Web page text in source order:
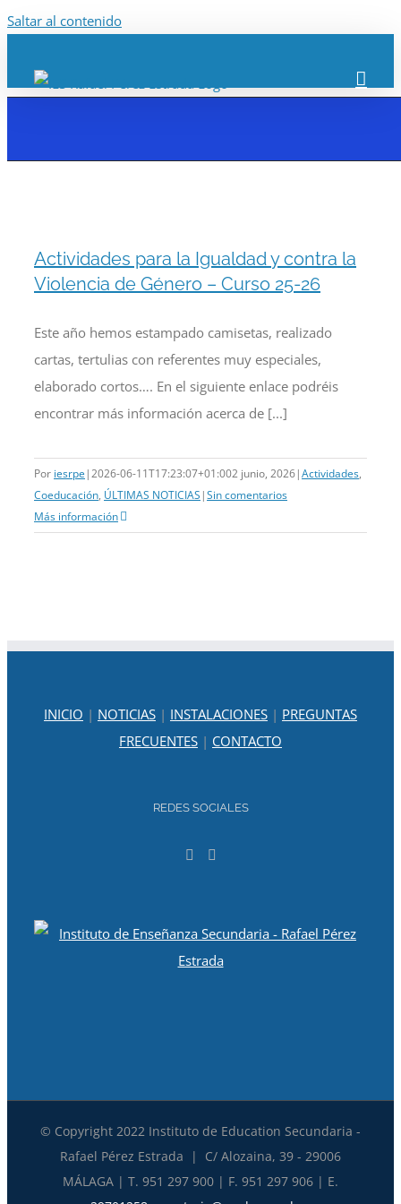
Saltar al contenido
Actividades para la Igualdad y contra la
Violencia de Género – Curso 25-26
Este año hemos estampado camisetas, realizado
cartas, tertulias con referentes muy especiales,
elaborado cortos…. En el siguiente enlace podréis
encontrar más información acerca de [...]
Por iesrpe |2026-06-11T17:23:07+01:002 junio, 2026|Actividades,
Coeducación, ÚLTIMAS NOTICIAS |Sin comentarios
Más información
INICIO | NOTICIAS | INSTALACIONES | PREGUNTAS
FRECUENTES | CONTACTO
REDES SOCIALES
© Copyright 2022 Instituto de Education Secundaria -
Rafael Pérez Estrada | C/ Alozaina, 39 - 29006
MÁLAGA | T. 951 297 900 | F. 951 297 906 | E.